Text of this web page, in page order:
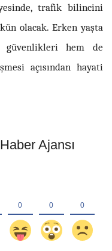
trafik bilincini
olacak. Erken yaşta
hem de
açısından hayati
Ajansı